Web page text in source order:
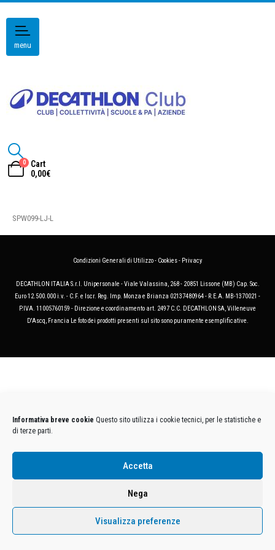
Informativa breve cookie Questo sito utilizza i cookie tecnici, per le statistiche e
di terze parti.
Accetta
Nega
Visualizza preferenze
menu
0
Cart
0,00€
SPW099-LJ-L
Condizioni Generali di Utilizzo- Cookies- Privacy
DECATHLON ITALIA S.r.l. Unipersonale - Viale Valassina, 268 - 20851 Lissone (MB) Cap. Soc.
Euro 12.500.000 i.v. - C.F. e Iscr. Reg. Imp. Monza e Brianza 02137480964 - R.E.A. MB-1370021 -
P.IVA. 11005760159 - Direzione e coordinamento art. 2497 C.C. DECATHLON SA, Villeneuve
D'Ascq, Francia Le foto dei prodotti presenti sul sito sono puramente esemplificative.